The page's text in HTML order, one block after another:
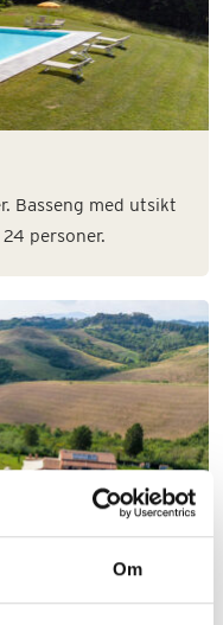
Om
Basseng med utsikt
personer.